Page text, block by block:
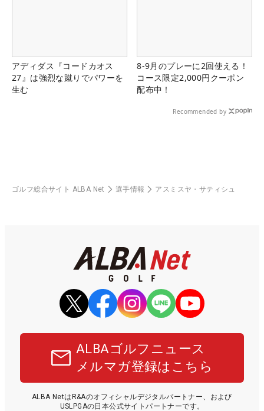
アディダス『コードカオス
27』は強烈な蹴りでパワーを
生む
8-9月のプレーに2回使える！
コース限定2,000円クーポン
配布中！
Recommended by
ゴルフ総合サイト ALBA Net 選手情報 アスミスヤ・サティシュ
ALBAゴルフニュース
メルマガ登録はこちら
ALBA NetはR&Aのオフィシャルデジタルパートナー、および
USLPGAの日本公式サイトパートナーです。